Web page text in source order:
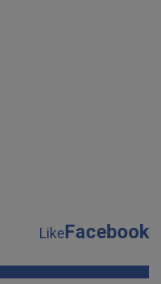
LikeFacebook